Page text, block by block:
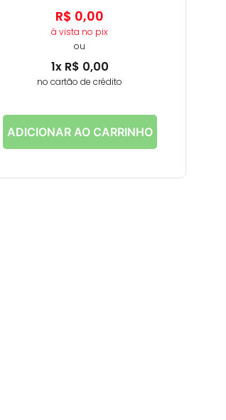
R$ 0,00
à vista no pix
ou
1x R$ 0,00
no cartão de crédito
ADICIONAR AO CARRINHO